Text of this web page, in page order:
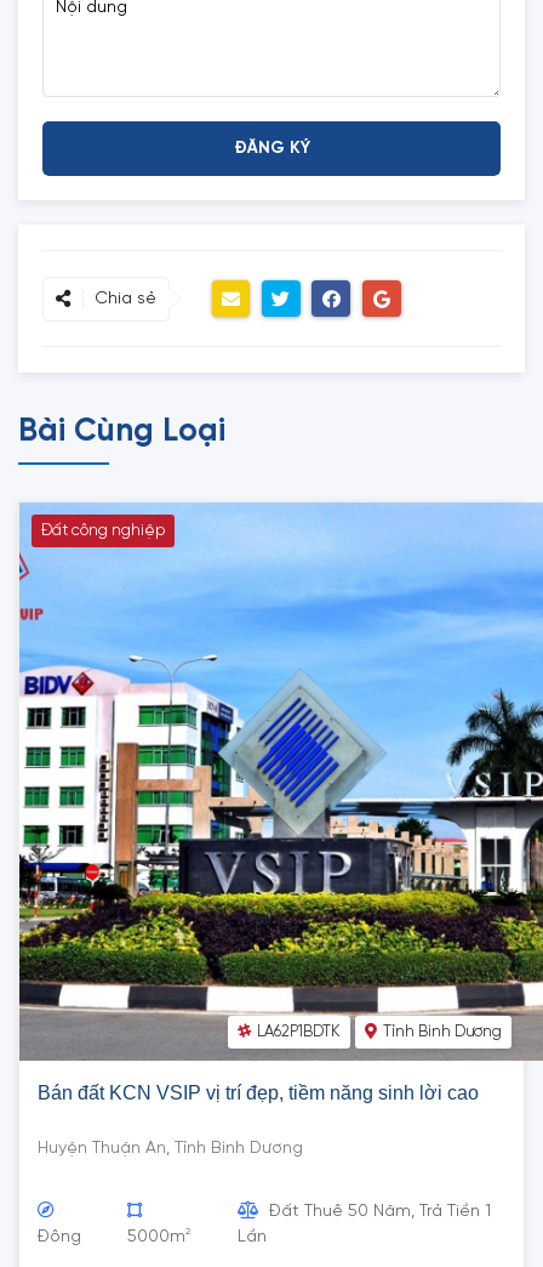
Chia sẻ
Bài Cùng Loại
Đất công nghiệp
LA62P1BDTK Tỉnh Bình Dương
Bán đất KCN VSIP vị trí đẹp, tiềm năng sinh lời cao
Huyện Thuận An, Tỉnh Bình Dương
Đông 5000m2
Đất Thuê 50 Năm, Trả Tiền 1
Lần